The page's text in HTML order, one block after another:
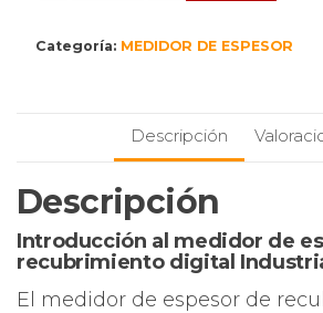
818
Thickness
Gauge
cantidad
Categoría: MEDIDOR DE ESPESOR
Descripción
Descripción
Introducción al medidor de
recubrimiento digital
El medidor de espesor de